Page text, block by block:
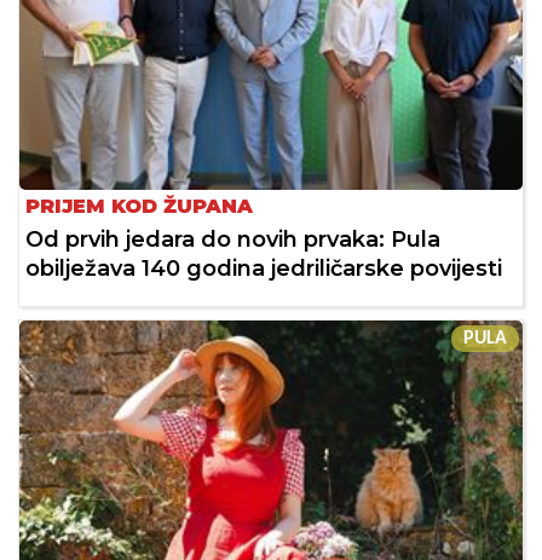
PRIJEM KOD ŽUPANA
Od prvih jedara do novih prvaka: Pula
obilježava 140 godina jedriličarske povijesti
PULA